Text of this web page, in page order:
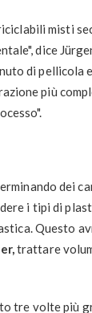
misti
dice
di pellicola
più
dei
i tipi di
Questo
trattare
tre volte più